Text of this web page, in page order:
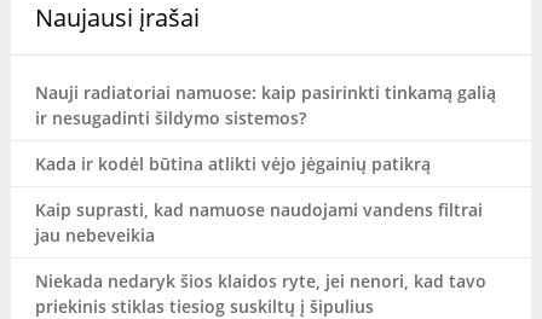
Naujausi įrašai
Nauji radiatoriai namuose: kaip pasirinkti tinkamą galią
ir nesugadinti šildymo sistemos?
Kada ir kodėl būtina atlikti vėjo jėgainių patikrą
Kaip suprasti, kad namuose naudojami vandens filtrai
jau nebeveikia
Niekada nedaryk šios klaidos ryte, jei nenori, kad tavo
priekinis stiklas tiesiog suskiltų į šipulius